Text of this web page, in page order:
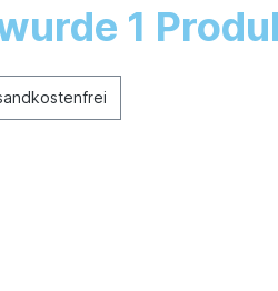
1